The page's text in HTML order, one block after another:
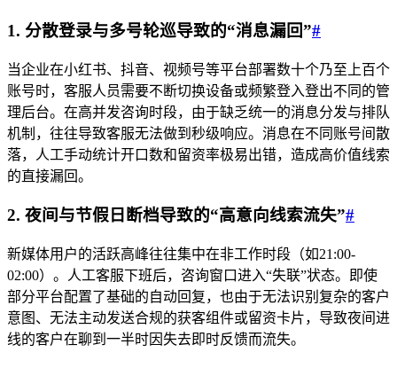
1. 分散登录与多号轮巡导致的“消息漏回”#
当企业在小红书、抖音、视频号等平台部署数十个乃至上百个
账号时，客服人员需要不断切换设备或频繁登入登出不同的管
理后台。在高并发咨询时段，由于缺乏统一的消息分发与排队
机制，往往导致客服无法做到秒级响应。消息在不同账号间散
落，人工手动统计开口数和留资率极易出错，造成高价值线索
的直接漏回。
2. 夜间与节假日断档导致的“高意向线索流失”#
新媒体用户的活跃高峰往往集中在非工作时段（如21:00-
02:00）。人工客服下班后，咨询窗口进入“失联”状态。即使
部分平台配置了基础的自动回复，也由于无法识别复杂的客户
意图、无法主动发送合规的获客组件或留资卡片，导致夜间进
线的客户在聊到一半时因失去即时反馈而流失。